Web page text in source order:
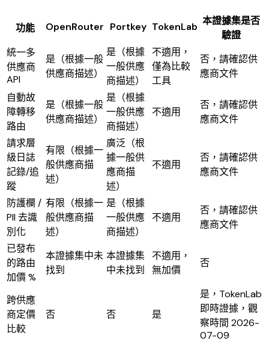
功能 OpenRouter Portkey TokenLab 本證據集是否
驗證
統一多
供應商
API
是（根據一般
供應商描述）
是（根據
一般供應
商描述）
不適用，
僅為比較
工具
否，請確認供
應商文件
自動故
障轉移
路由
是（根據一般
供應商描述）
是（根據
一般供應
商描述）
不適用
否，請確認供
應商文件
請求層
級日誌
記錄/追
蹤
有限（根據一
般供應商描
述）
廣泛（根
據一般供
應商描
述）
不適用
否，請確認供
應商文件
防護欄 /
PII 去識
別化
有限（根據一
般供應商描
述）
是（根據
一般供應
商描述）
不適用
否，請確認供
應商文件
已發布
的路由
加價 %
本證據集中未
找到
本證據集
中未找到
不適用，
無加價
否
跨供應
商定價
比較
否 否 是
是，TokenLab
即時證據，觀
察時間 2026-
07-09